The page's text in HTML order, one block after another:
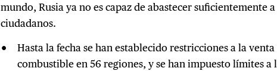
mundo, Rusia ya no es capaz de abastecer suficientemente a
ciudadanos.
Hasta la fecha se han establecido restricciones a la venta
combustible en 56 regiones, y se han impuesto límites a